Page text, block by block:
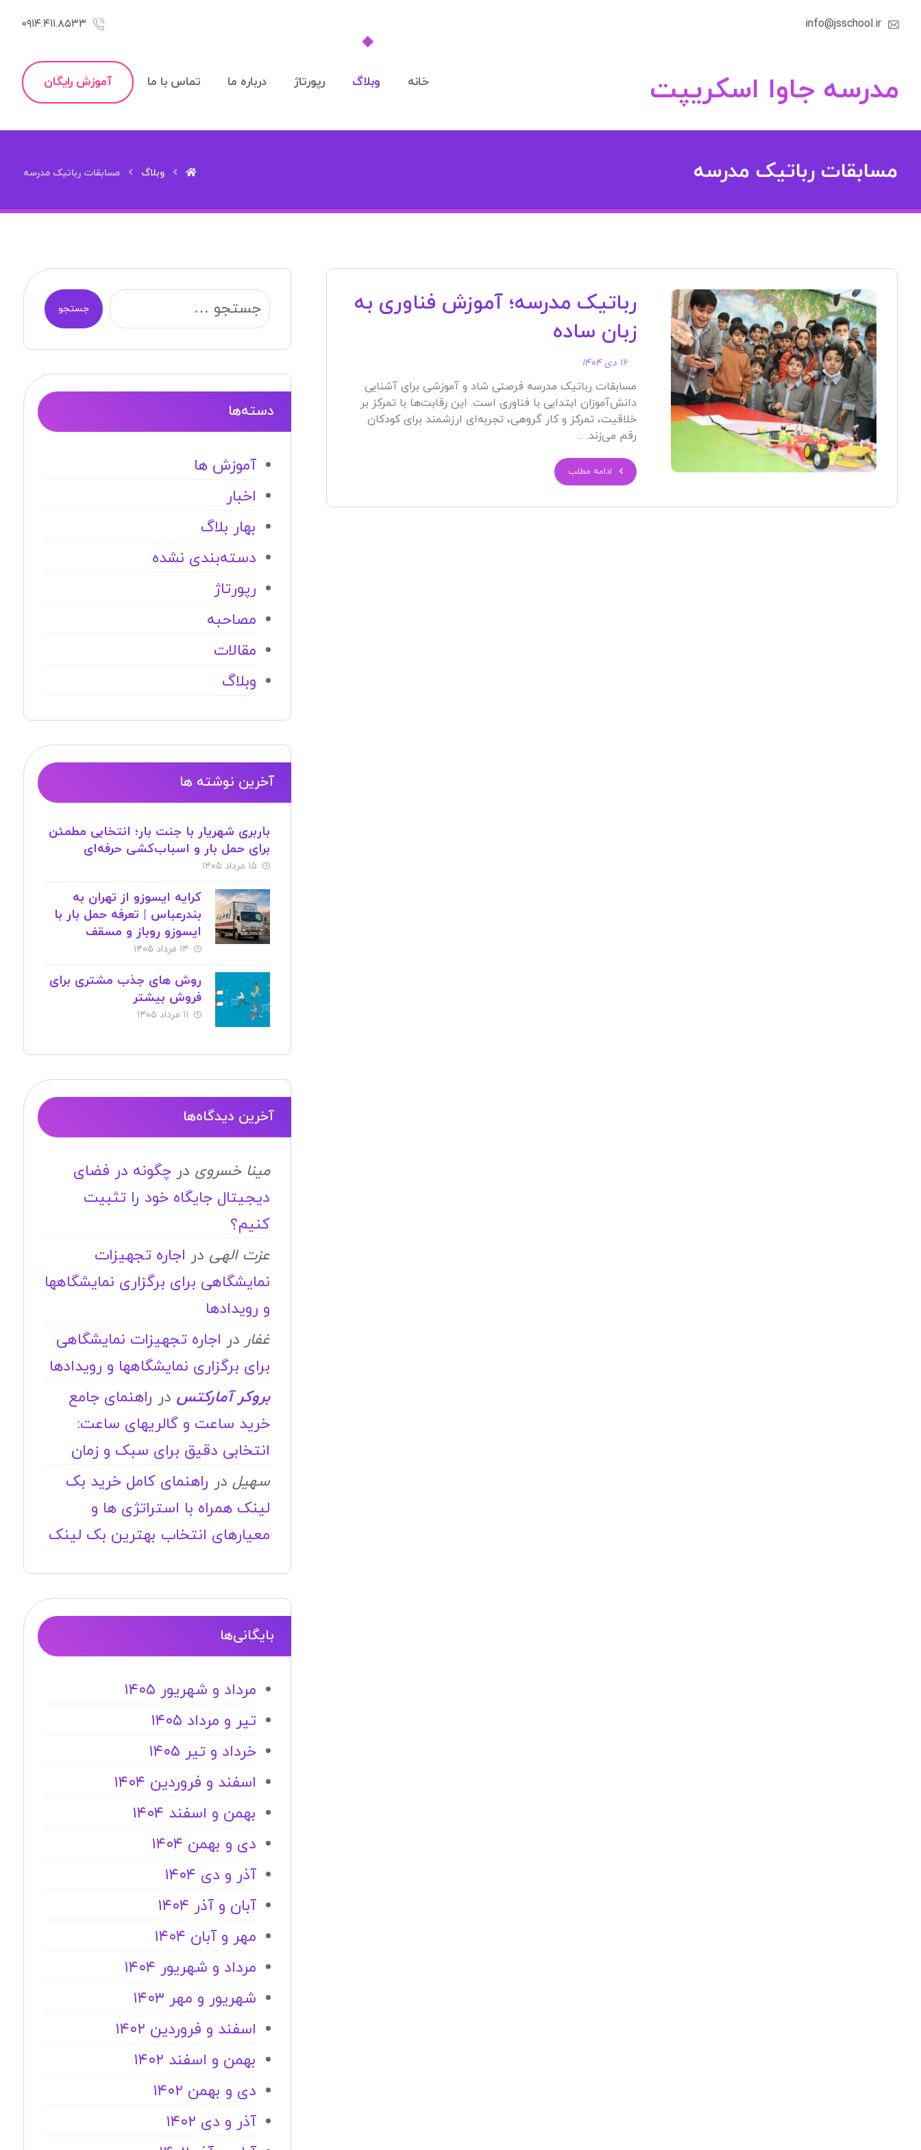
info@jsschool.ir ۰۹۱۴.۴۱۱.۸۵۳۳
مدرسه جاوا اسکریپت آموزش رایگان خانه وبلاگ رپورتاژ درباره ما تماس با ما
مسابقات رباتیک مدرسه وبلاگ مسابقات رباتیک مدرسه
رباتیک مدرسه؛ آموزش فناوری به
زبان ساده
۱۶ دی ۱۴۰۴
مسابقات رباتیک مدرسه فرصتی شاد و آموزشی برای آشنایی
دانش‌آموزان ابتدایی با فناوری است. این رقابت‌ها با تمرکز بر
خلاقیت، تمرکز و کار گروهی، تجربه‌ای ارزشمند برای کودکان
رقم می‌زند. ...
ادامه مطلب
جستجو
دسته‌ها
آموزش ها
اخبار
بهار بلاگ
دسته‌بندی نشده
رپورتاژ
مصاحبه
مقالات
وبلاگ
آخرین نوشته ها
باربری شهریار با جنت بار؛ انتخابی مطمئن
برای حمل بار و اسباب‌کشی حرفه‌ای
۱۵ مرداد ۱۴۰۵
کرایه ایسوزو از تهران به
بندرعباس | تعرفه حمل بار با
ایسوزو روباز و مسقف
۱۴ مرداد ۱۴۰۵
روش های جذب مشتری برای
فروش بیشتر
۱۱ مرداد ۱۴۰۵
آخرین دیدگاه‌ها
مینا خسروی در چگونه در فضای
دیجیتال جایگاه خود را تثبیت
کنیم؟
عزت الهی در اجاره تجهیزات
نمایشگاهی برای برگزاری نمایشگاهها
و رویدادها
غفار در اجاره تجهیزات نمایشگاهی
برای برگزاری نمایشگاهها و رویدادها
بروکر آمارکتس در راهنمای جامع
خرید ساعت و گالریهای ساعت:
انتخابی دقیق برای سبک و زمان
سهیلدر راهنمای کامل خرید بک
لینک همراه با استراتژی ها و
معیارهای انتخاب بهترین بک لینک
بایگانی‌ها
مرداد و شهریور ۱۴۰۵
تیر و مرداد ۱۴۰۵
خرداد و تیر ۱۴۰۵
اسفند و فروردین ۱۴۰۴
بهمن و اسفند ۱۴۰۴
دی و بهمن ۱۴۰۴
آذر و دی ۱۴۰۴
آبان و آذر ۱۴۰۴
مهر و آبان ۱۴۰۴
مرداد و شهریور ۱۴۰۴
شهریور و مهر ۱۴۰۳
اسفند و فروردین ۱۴۰۲
بهمن و اسفند ۱۴۰۲
دی و بهمن ۱۴۰۲
آذر و دی ۱۴۰۲